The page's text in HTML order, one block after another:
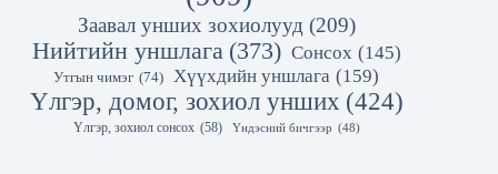
Заавал унших зохиолууд (209)
Нийтийн уншлага (373) Сонсох (145)
Утгын чимэг (74) Хүүхдийн уншлага (159)
Үлгэр, домог, зохиол унших (424)
Үлгэр, зохиол сонсох (58) Үндэсний бичгээр (48)